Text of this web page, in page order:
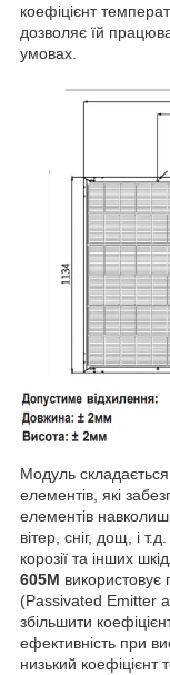
коефіцієнт
дозволяє їй
умовах.
Модуль
елементів, які
елементів
вітер, сніг, дощ, і
корозії та інших
605M використовує
(Passivated Emitter
збільшити
ефективність при
низький коефіцієнт